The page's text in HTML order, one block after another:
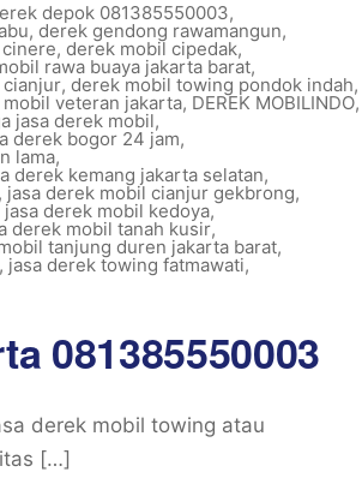
depok 081385550003,
, derek gendong rawamangun,
, derek mobil cipedak,
rawa buaya jakarta barat,
, derek mobil towing pondok indah,
veteran jakarta, DEREK MOBILINDO,
jasa derek mobil,
derek bogor 24 jam,
lama,
derek kemang jakarta selatan,
, jasa derek mobil cianjur gekbrong,
jasa derek mobil kedoya,
derek mobil tanah kusir,
tanjung duren jakarta barat,
, jasa derek towing fatmawati,
081385550003
derek mobil towing atau
[…]